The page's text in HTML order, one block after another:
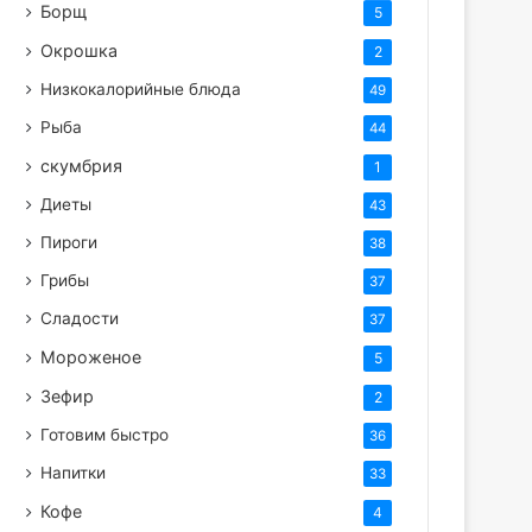
Борщ 5
Окрошка 2
Низкокалорийные блюда 49
Рыба 44
скумбрия 1
Диеты 43
Пироги 38
Грибы 37
Сладости 37
Мороженое 5
Зефир 2
Готовим быстро 36
Напитки 33
Кофе 4